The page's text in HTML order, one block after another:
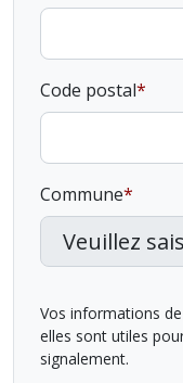
Code postal
Commune
Vos informations
elles sont utiles
signalement.